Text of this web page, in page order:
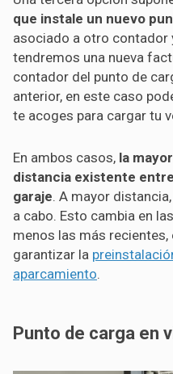
que instale un nuevo
asociado a otro contador
tendremos una nueva
contador del punto de
anterior, en este caso
te acoges para cargar tu
En ambos casos, la
distancia existente
garaje. A mayor
a cabo. Esto cambia en
menos las más recientes,
garantizar la
aparcamiento.
Punto de carga en